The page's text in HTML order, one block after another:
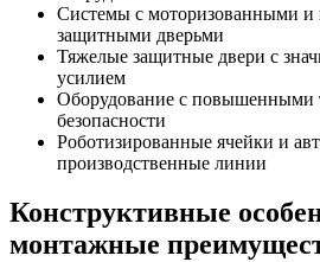
Системы с моторизованными
защитными дверьми
Тяжелые защитные двери с
усилием
Оборудование с повышенными
безопасности
Роботизированные ячейки и
производственные линии
Конструктивные
монтажные